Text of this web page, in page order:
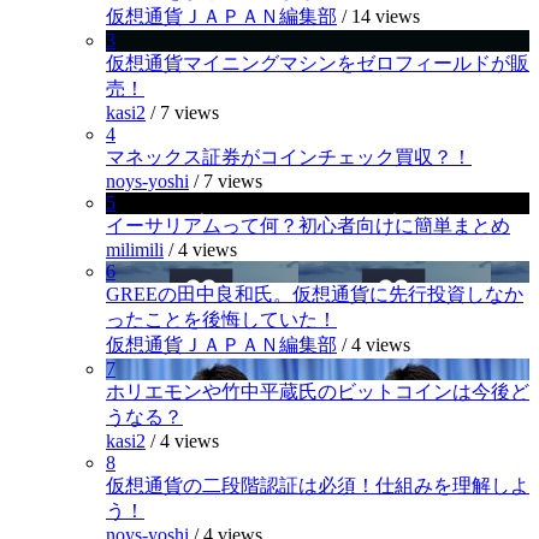
仮想通貨ＪＡＰＡＮ編集部 / 14 views
3
仮想通貨マイニングマシンをゼロフィールドが販
売！
kasi2 / 7 views
4
マネックス証券がコインチェック買収？！
noys-yoshi / 7 views
5
イーサリアムって何？初心者向けに簡単まとめ
milimili /4 views
6
GREEの田中良和氏。仮想通貨に先行投資しなか
ったことを後悔していた！
仮想通貨ＪＡＰＡＮ編集部 /4 views
7
ホリエモンや竹中平蔵氏のビットコインは今後ど
うなる？
kasi2 /4 views
8
仮想通貨の二段階認証は必須！仕組みを理解しよ
う！
noys-yoshi /4 views